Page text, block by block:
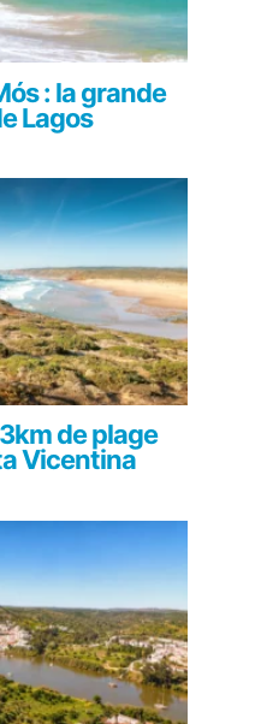
: la grande
Lagos
de plage
Vicentina